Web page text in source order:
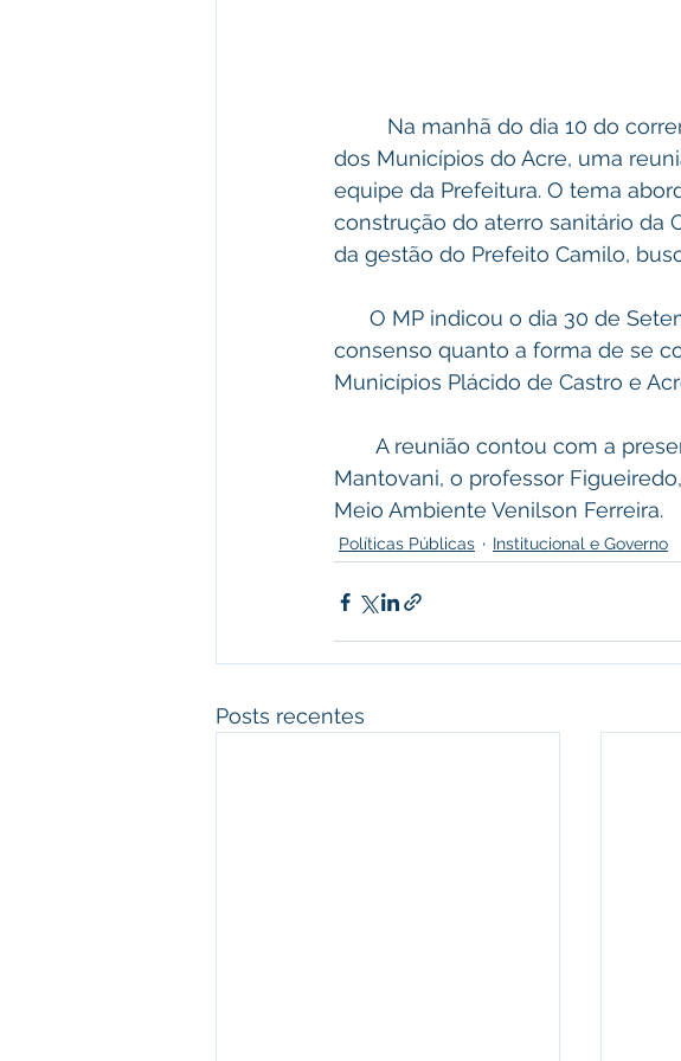
dos Municípios do Acre, uma
equipe da Prefeitura. O tema
construção do aterro sanitário da
da gestão do Prefeito Camilo,
consenso quanto a forma de se
Municípios Plácido de Castro e
Mantovani, o professor
Meio Ambiente Venilson Ferreira.
Políticas Públicas Institucional e Governo
Posts recentes